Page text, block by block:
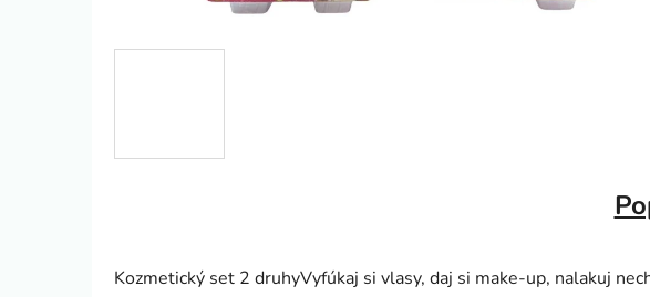
Kozmetický set 2 druhyVyfúkaj si vlasy, daj si make-up, nalakuj